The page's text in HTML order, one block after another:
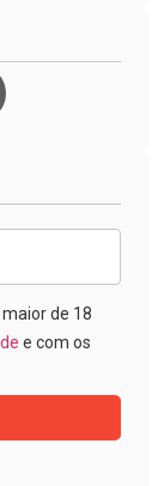
de 18
e com os